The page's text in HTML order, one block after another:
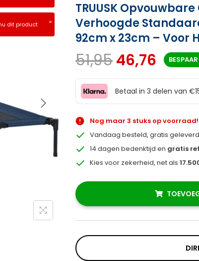
×
dit product
TRUUSK
Verhoogde
92cm x 23cm – Voor
51,9546,76 BESPAAR
Betaal in 3 delen van
Nog maar 3 stuks op voorraad!
Vandaag besteld, gratis
14 dagen bedenktijd en gratis
Kies voor zekerheid, net als